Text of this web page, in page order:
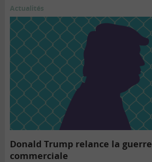
Actualités
Donald Trump relance la guerre
commerciale